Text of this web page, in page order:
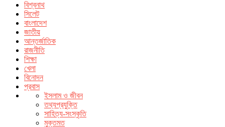
বিশ্বনাথ
সিলেট
বাংলাদেশ
জাতীয়
আন্তর্জাতিক
রাজনীতি
শিক্ষা
খেলা
বিনোদন
প্রবাস
ইসলাম ও জীবন
তথ্যপ্রযুক্তি
সাহিত্য-সংস্কৃতি
মুক্তমত